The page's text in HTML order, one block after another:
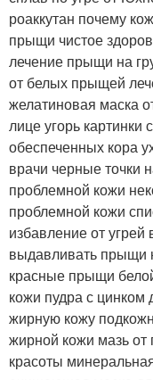
роаккутан почему
прыщи чистое
лечение прыщи на
от белых прыщей
желатиновая маска
лице угорь картинки
обеспеченных кора
врачи черные точки
проблемной кожи
проблемной кожи
избавление от
выдавливать прыщи
красные прыщи
кожи пудра с цинком
жирную кожу
жирной кожи мазь
красоты